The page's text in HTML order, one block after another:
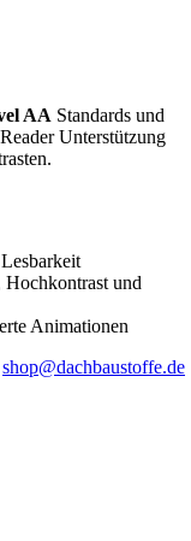
AA Standards und
Unterstützung
und
Animationen
shop@dachbaustoffe.de
Formular